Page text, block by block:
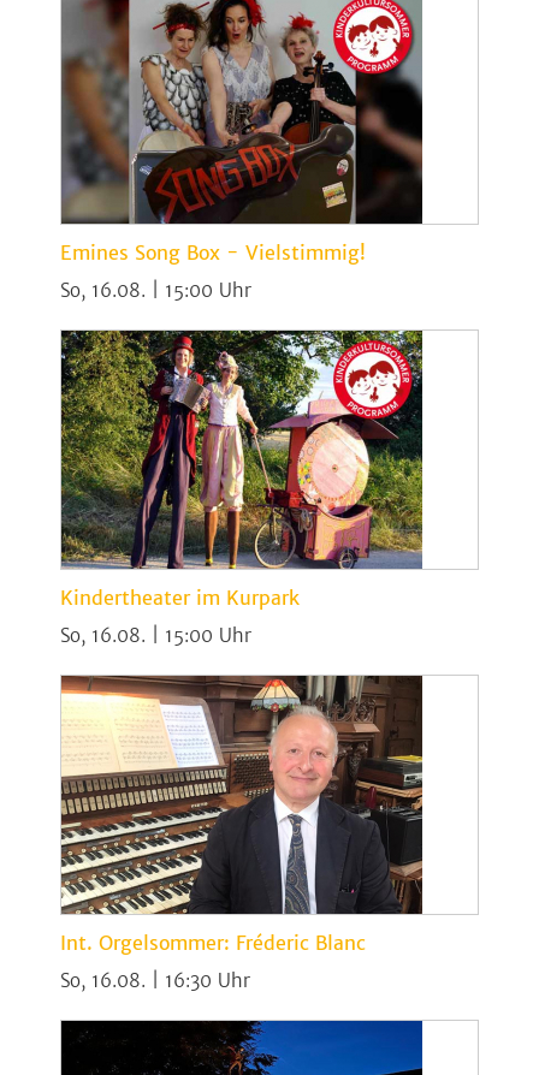
Emines Song Box - Vielstimmig!
So, 16.08. | 15:00
Kindertheater im Kurpark
So, 16.08. | 15:00
Int. Orgelsommer: Fréderic Blanc
So, 16.08. | 16:30